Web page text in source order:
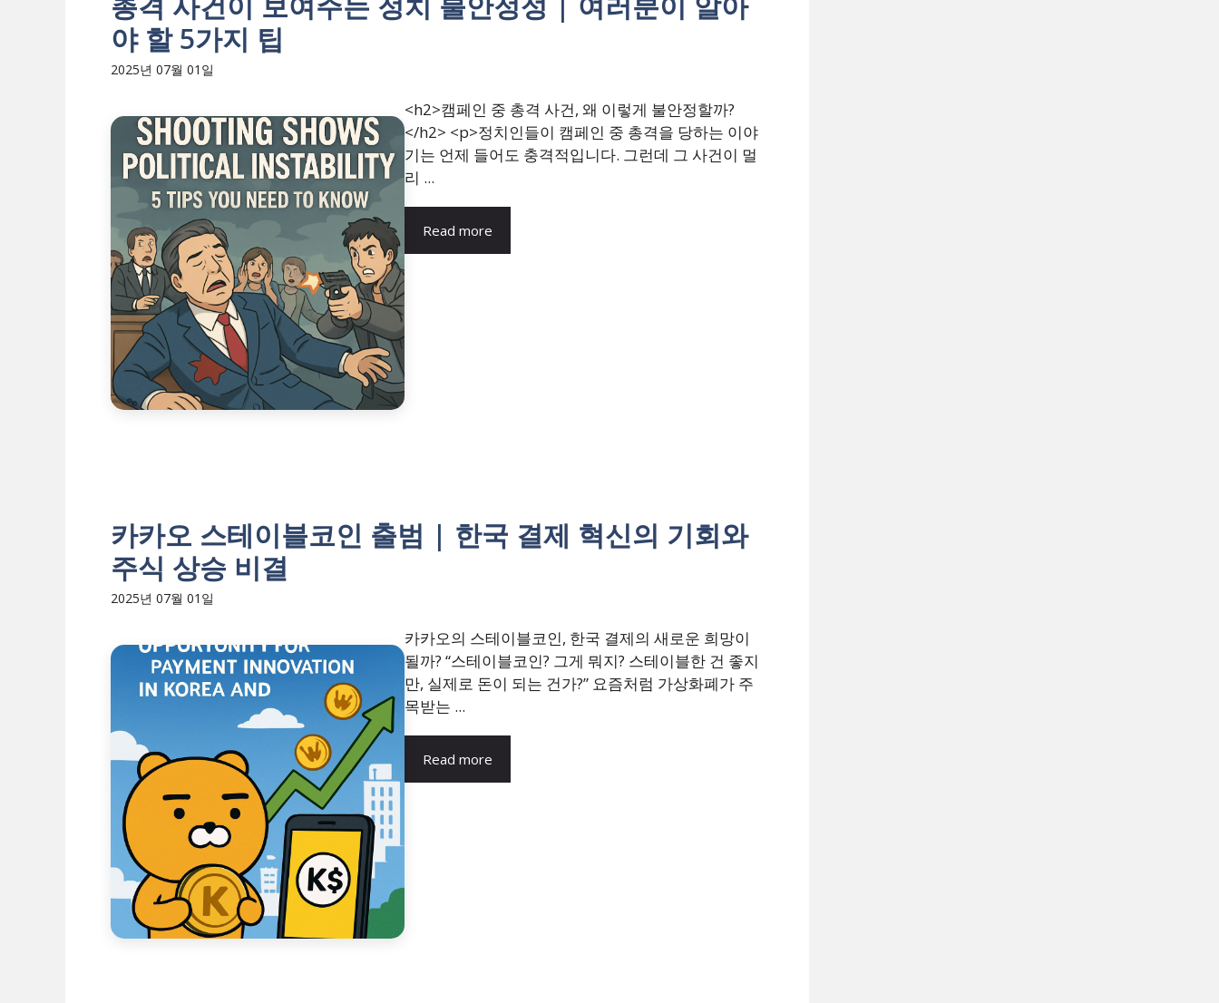
야 할 5가지 팁
2025년 07월 01일
<h2>캠페인 중 총격 사건, 왜 이렇게 불안정할까?
</h2> <p>정치인들이 캠페인 중 총격을 당하는 이야
기는 언제 들어도 충격적입니다. 그런데 그 사건이 멀
리 ...
Read more
카카오 스테이블코인 출범 | 한국 결제 혁신의 기회와
주식 상승 비결
2025년 07월 01일
카카오의 스테이블코인, 한국 결제의 새로운 희망이
될까? “스테이블코인? 그게 뭐지? 스테이블한 건 좋지
만, 실제로 돈이 되는 건가?” 요즘처럼 가상화폐가 주
목받는 ...
Read more